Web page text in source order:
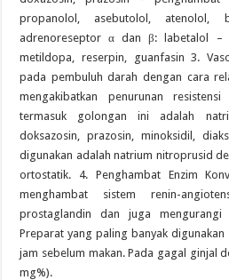
propanolol, asebutolol, atenolol,
adrenoreseptor α dan β: labetalol –
metildopa, reserpin, guanfasin 3.
pada pembuluh darah dengan cara
mengakibatkan penurunan
termasuk golongan ini adalah
doksazosin, prazosin, minoksidil,
digunakan adalah natrium nitroprusid
ortostatik. 4. Penghambat Enzim
menghambat sistem renin-
prostaglandin dan juga
Preparat yang paling banyak
jam sebelum makan. Pada gagal ginjal
mg%).